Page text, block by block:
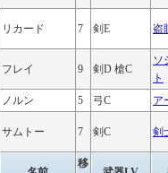
リカード 7 剣E 盗
フレイ 9 剣D 槍C
ソ
ト
ノルン 5 弓C ア
サムトー 7 剣C 剣
移